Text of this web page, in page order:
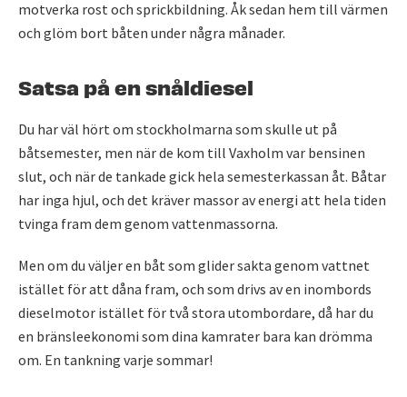
motverka rost och sprickbildning. Åk sedan hem till värmen
och glöm bort båten under några månader.
Satsa på en snåldiesel
Du har väl hört om stockholmarna som skulle ut på
båtsemester, men när de kom till Vaxholm var bensinen
slut, och när de tankade gick hela semesterkassan åt. Båtar
har inga hjul, och det kräver massor av energi att hela tiden
tvinga fram dem genom vattenmassorna.
Men om du väljer en båt som glider sakta genom vattnet
istället för att dåna fram, och som drivs av en inombords
dieselmotor istället för två stora utombordare, då har du
en bränsleekonomi som dina kamrater bara kan drömma
om. En tankning varje sommar!